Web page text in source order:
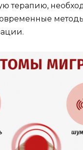
терапию,